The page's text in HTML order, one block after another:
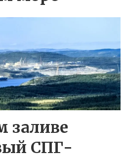
заливе
СПГ-